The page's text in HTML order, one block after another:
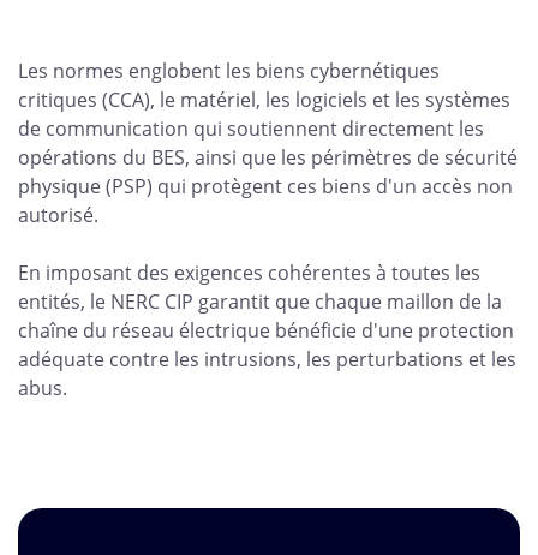
Les normes englobent les biens cybernétiques
critiques (CCA), le matériel, les logiciels et les systèmes
de communication qui soutiennent directement les
opérations du BES, ainsi que les périmètres de sécurité
physique (PSP) qui protègent ces biens d'un accès non
autorisé.
En imposant des exigences cohérentes à toutes les
entités, le NERC CIP garantit que chaque maillon de la
chaîne du réseau électrique bénéficie d'une protection
adéquate contre les intrusions, les perturbations et les
abus.